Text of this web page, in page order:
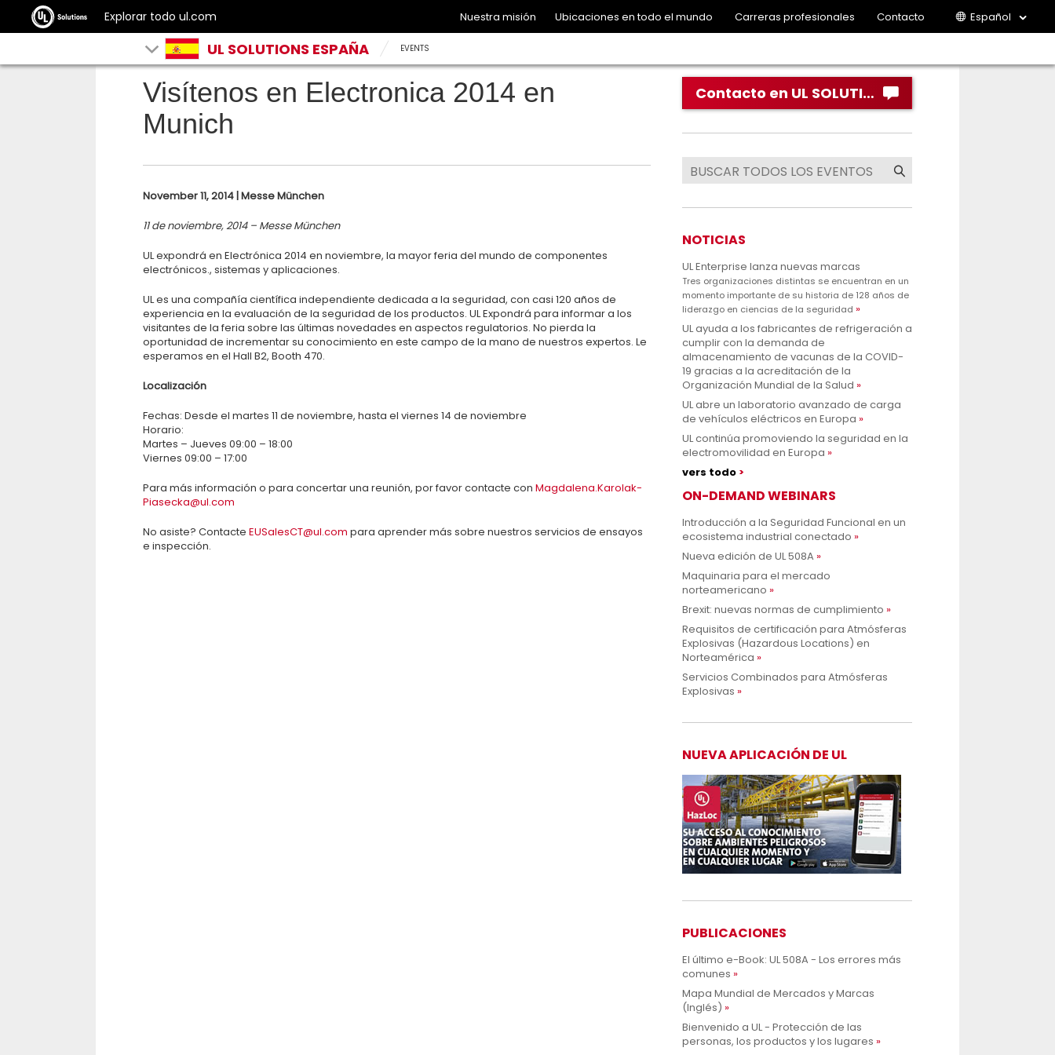
Explorar todo ul.com Nuestra misión Ubicaciones en todo el mundo Carreras profesionales Contacto Español
UL SOLUTIONS ESPAÑA EVENTS
Visítenos en Electronica 2014 en
Munich
November 11, 2014 | Messe München
11 de noviembre, 2014 – Messe München
UL expondrá en Electrónica 2014 en noviembre, la mayor feria del mundo de componentes
electrónicos., sistemas y aplicaciones.
UL es una compañía científica independiente dedicada a la seguridad, con casi 120 años de
experiencia en la evaluación de la seguridad de los productos. UL Expondrá para informar a los
visitantes de la feria sobre las últimas novedades en aspectos regulatorios. No pierda la
oportunidad de incrementar su conocimiento en este campo de la mano de nuestros expertos. Le
esperamos en el Hall B2, Booth 470.
Localización
Fechas: Desde el martes 11 de noviembre, hasta el viernes 14 de noviembre
Horario:
Martes – Jueves 09:00 – 18:00
Viernes 09:00 – 17:00
Para más información o para concertar una reunión, por favor contacte con Magdalena.Karolak-
Piasecka@ul.com
No asiste? Contacte EUSalesCT@ul.com para aprender más sobre nuestros servicios de ensayos
e inspección.
Contacto en UL SOLUTIONS
NOTICIAS
UL Enterprise lanza nuevas marcas
Tres organizaciones distintas se encuentran en un
momento importante de su historia de 128 años de
liderazgo en ciencias de la seguridad
UL ayuda a los fabricantes de refrigeración a
cumplir con la demanda de
almacenamiento de vacunas de la COVID-
19 gracias a la acreditación de la
Organización Mundial de la Salud
UL abre un laboratorio avanzado de carga
de vehículos eléctricos en Europa
UL continúa promoviendo la seguridad en la
electromovilidad en Europa
vers todo
ON-DEMAND WEBINARS
Introducción a la Seguridad Funcional en un
ecosistema industrial conectado
Nueva edición de UL 508A
Maquinaria para el mercado
norteamericano
Brexit: nuevas normas de cumplimiento
Requisitos de certificación para Atmósferas
Explosivas (Hazardous Locations) en
Norteamérica
Servicios Combinados para Atmósferas
Explosivas
NUEVA APLICACIÓN DE UL
PUBLICACIONES
El último e-Book: UL 508A - Los errores más
comunes
Mapa Mundial de Mercados y Marcas
(Inglés)
Bienvenido a UL - Protección de las
personas, los productos y los lugares